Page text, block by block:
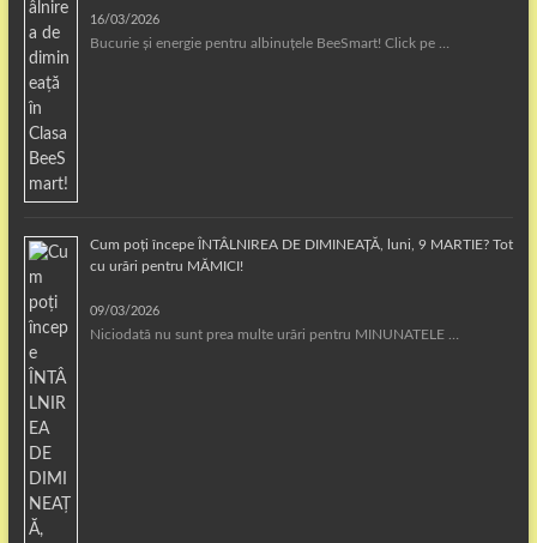
16/03/2026
Bucurie și energie pentru albinuțele BeeSmart! Click pe …
Cum poți începe ÎNTÂLNIREA DE DIMINEAȚĂ, luni, 9 MARTIE? Tot
cu urări pentru MĂMICI!
09/03/2026
Niciodată nu sunt prea multe urări pentru MINUNATELE …